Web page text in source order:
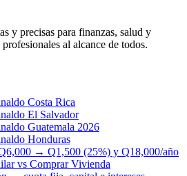
y precisas para finanzas, salud y
al alcance de todos.
Costa Rica
El Salvador
Guatemala 2026
Honduras
→ Q1,500 (25%) y Q18,000/año
vs Comprar Vivienda